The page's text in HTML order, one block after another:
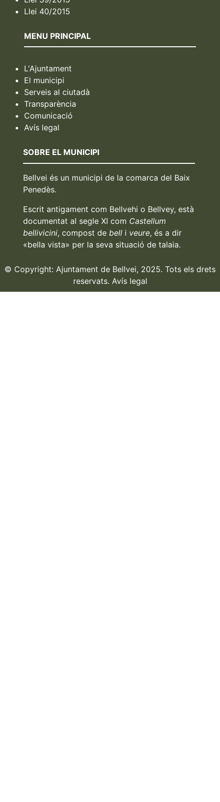
Llei 40/2015
MENU PRINCIPAL
L'Ajuntament
El municipi
Serveis al ciutadà
Transparència
Comunicació
Avís legal
SOBRE EL MUNICIPI
Bellvei és un municipi de la comarca del Baix
Penedès.
Escrit antigament com Bellvehi o Bellvey, està
documentat al segle XI com Castellum
bellivicini, compost de belli veure, és a dir
«bella vista» per la seva situació de talaia.
© Copyright: Ajuntament de Bellvei, 2025. Tots els drets
reservats. Avís legal